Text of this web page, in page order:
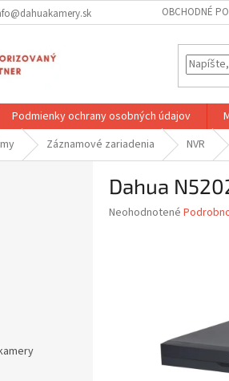
OBCHODNÉ
Podmienky ochrany osobných údajov
Záznamové zariadenia NVR
Dahua
Priemerné
Neohodnotené